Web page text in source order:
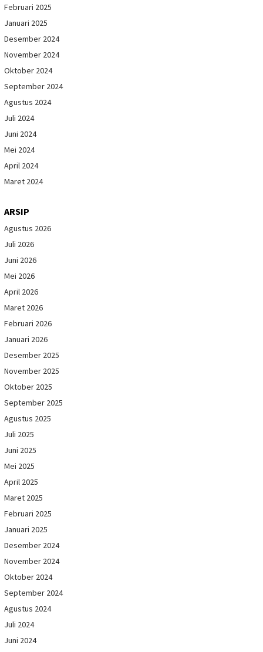
Februari 2025
Januari 2025
Desember 2024
November 2024
Oktober 2024
September 2024
Agustus 2024
Juli 2024
Juni 2024
Mei 2024
April 2024
Maret 2024
ARSIP
Agustus 2026
Juli 2026
Juni 2026
Mei 2026
April 2026
Maret 2026
Februari 2026
Januari 2026
Desember 2025
November 2025
Oktober 2025
September 2025
Agustus 2025
Juli 2025
Juni 2025
Mei 2025
April 2025
Maret 2025
Februari 2025
Januari 2025
Desember 2024
November 2024
Oktober 2024
September 2024
Agustus 2024
Juli 2024
Juni 2024